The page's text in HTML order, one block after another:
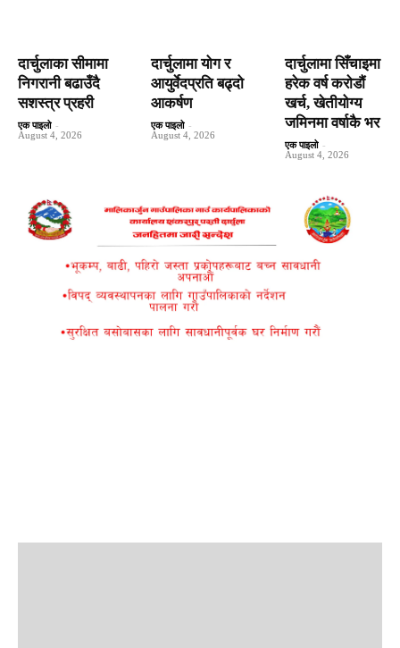
दार्चुलाका सीमामा
निगरानी बढाउँदै
सशस्त्र प्रहरी
एक पाइलो -
August 4, 2026
दार्चुलामा योग र
आयुर्वेदप्रति बढ्दो
आकर्षण
एक पाइलो -
August 4, 2026
दार्चुलामा सिँचाइमा
हरेक वर्ष कराेडाैं
खर्च, खेतीयोग्य
जमिनमा वर्षाकै भर
एक पाइलो -
August 4, 2026